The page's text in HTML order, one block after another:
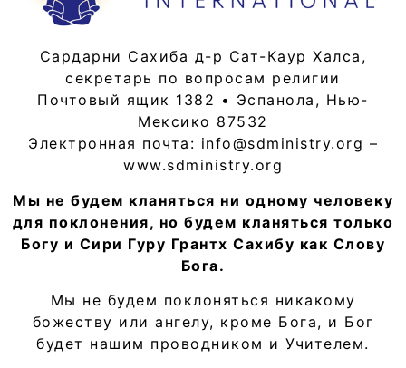
Сардарни Сахиба д-р Сат-Каур Халса,
секретарь по вопросам религии
Почтовый ящик 1382 • Эспанола, Нью-
Мексико 87532
Электронная почта: info@sdministry.org –
www.sdministry.org
Мы не будем кланяться ни одному человеку
для поклонения, но будем кланяться только
Богу и Сири Гуру Грантх Сахибу как Слову
Бога.
Мы не будем поклоняться никакому
божеству или ангелу, кроме Бога, и Бог
будет нашим проводником и Учителем.